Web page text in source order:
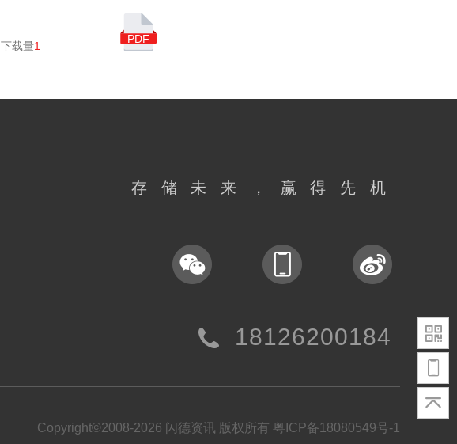
下载量1
PDF
存储未来，赢得先机
18126200184
Copyright©2008-2026 闪德资讯 版权所有 粤ICP备18080549号-1